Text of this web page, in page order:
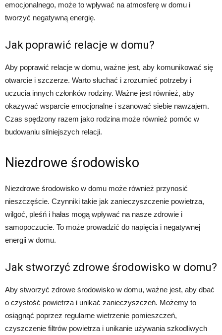
emocjonalnego, może to wpływać na atmosferę w domu i
tworzyć negatywną energię.
Jak poprawić relacje w domu?
Aby poprawić relacje w domu, ważne jest, aby komunikować się
otwarcie i szczerze. Warto słuchać i zrozumieć potrzeby i
uczucia innych członków rodziny. Ważne jest również, aby
okazywać wsparcie emocjonalne i szanować siebie nawzajem.
Czas spędzony razem jako rodzina może również pomóc w
budowaniu silniejszych relacji.
Niezdrowe środowisko
Niezdrowe środowisko w domu może również przynosić
nieszczęście. Czynniki takie jak zanieczyszczenie powietrza,
wilgoć, pleśń i hałas mogą wpływać na nasze zdrowie i
samopoczucie. To może prowadzić do napięcia i negatywnej
energii w domu.
Jak stworzyć zdrowe środowisko w domu?
Aby stworzyć zdrowe środowisko w domu, ważne jest, aby dbać
o czystość powietrza i unikać zanieczyszczeń. Możemy to
osiągnąć poprzez regularne wietrzenie pomieszczeń,
czyszczenie filtrów powietrza i unikanie używania szkodliwych